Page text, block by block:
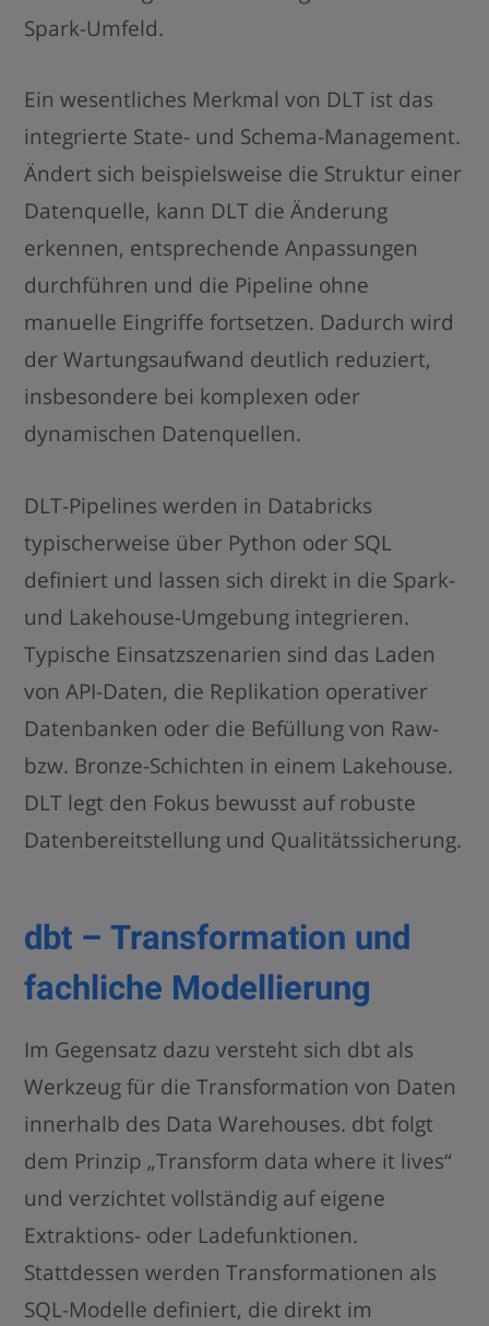
Spark-Umfeld.
Ein wesentliches Merkmal von DLT ist das
integrierte State- und Schema-Management.
Ändert sich beispielsweise die Struktur einer
Datenquelle, kann DLT die Änderung
erkennen, entsprechende Anpassungen
durchführen und die Pipeline ohne
manuelle Eingriffe fortsetzen. Dadurch wird
der Wartungsaufwand deutlich reduziert,
insbesondere bei komplexen oder
dynamischen Datenquellen.
DLT-Pipelines werden in Databricks
typischerweise über Python oder SQL
definiert und lassen sich direkt in die Spark-
und Lakehouse-Umgebung integrieren.
Typische Einsatzszenarien sind das Laden
von API-Daten, die Replikation operativer
Datenbanken oder die Befüllung von Raw-
bzw. Bronze-Schichten in einem Lakehouse.
DLT legt den Fokus bewusst auf robuste
Datenbereitstellung und Qualitätssicherung.
dbt – Transformation und
fachliche Modellierung
Im Gegensatz dazu versteht sich dbt als
Werkzeug für die Transformation von Daten
innerhalb des Data Warehouses. dbt folgt
dem Prinzip „Transform data where it lives“
und verzichtet vollständig auf eigene
Extraktions- oder Ladefunktionen.
Stattdessen werden Transformationen als
SQL-Modelle definiert, die direkt im